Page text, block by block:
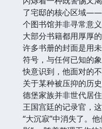
了宅邸的核心区域——
个图书馆并非寻常意
大部分书籍都用厚厚
许多书册的封面是用
符号，与任何已知的
快意识到，他面对的
关于某种被压抑的历
德堡家族并非世代居
王国宫廷的记录官，
“大沉寂”中消失了。